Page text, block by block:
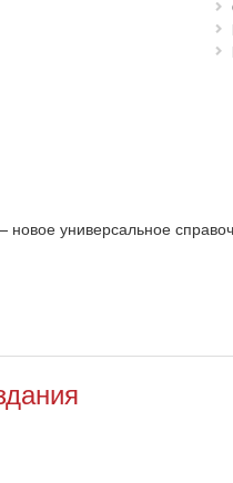
универсальное
(СЭС) и Большого